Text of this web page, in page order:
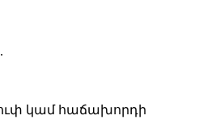
կամ հաճախորդի